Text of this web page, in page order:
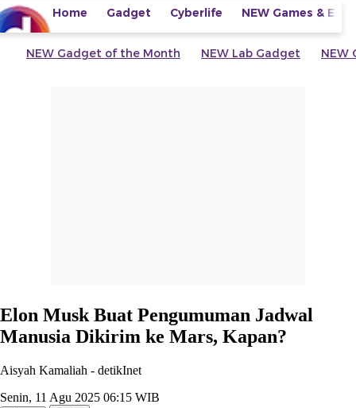
Home Gadget Cyberlife NEW Games &
NEW Gadget of the Month NEW Lab Gadget NEW
Elon Musk Buat Pengumuman Jadwal
Manusia Dikirim ke Mars, Kapan?
Aisyah Kamaliah - detikInet
Senin, 11 Agu 2025 06:15 WIB